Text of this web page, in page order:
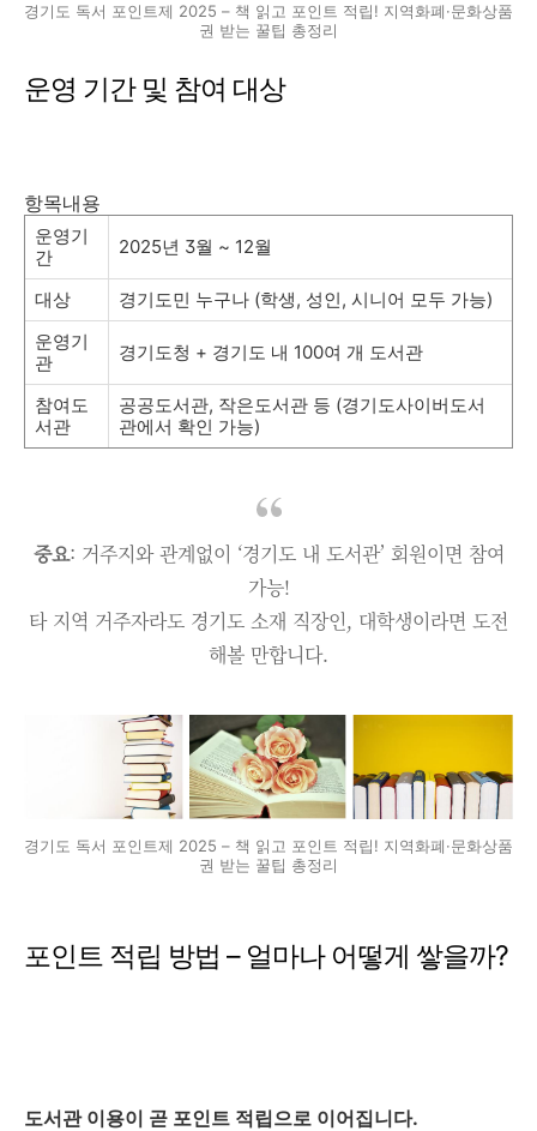
경기도 독서 포인트제 2025 – 책 읽고 포인트 적립! 지역화폐·문화상품
권 받는 꿀팁 총정리
운영 기간 및 참여 대상
항목내용
운영기
간
2025년 3월 ~ 12월
대상
경기도민 누구나 (학생, 성인, 시니어 모두 가능)
운영기
관
경기도청 + 경기도 내 100여 개 도서관
참여도
서관
공공도서관, 작은도서관 등 (경기도사이버도서
관에서 확인 가능)
중요: 거주지와 관계없이 ‘경기도 내 도서관’ 회원이면 참여
가능!
타 지역 거주자라도 경기도 소재 직장인, 대학생이라면 도전
해볼 만합니다.
경기도 독서 포인트제 2025 – 책 읽고 포인트 적립! 지역화폐·문화상품
권 받는 꿀팁 총정리
포인트 적립 방법 – 얼마나 어떻게 쌓을까?
도서관 이용이 곧 포인트 적립으로 이어집니다.